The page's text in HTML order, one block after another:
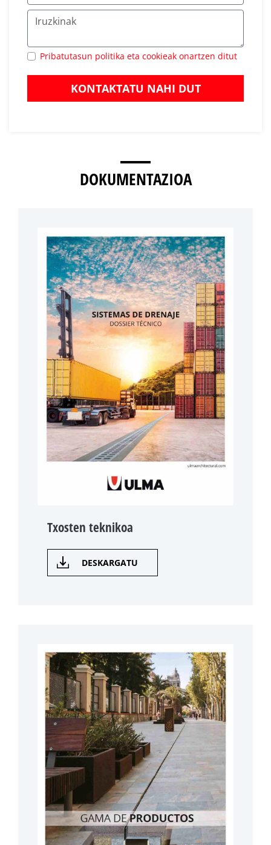
Pribatutasun politika eta cookieak onartzen ditut
KONTAKTATU NAHI DUT
DOKUMENTAZIOA
Txosten teknikoa
DESKARGATU